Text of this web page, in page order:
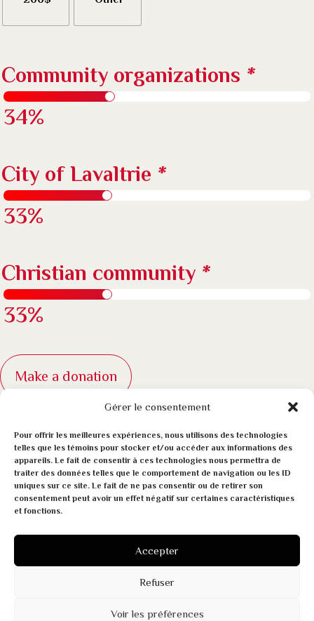
Gérer le consentement
Pour offrir les meilleures expériences, nous utilisons des technologies
telles que les témoins pour stocker et/ou accéder aux informations des
appareils. Le fait de consentir à ces technologies nous permettra de
traiter des données telles que le comportement de navigation ou les ID
uniques sur ce site. Le fait de ne pas consentir ou de retirer son
consentement peut avoir un effet négatif sur certaines caractéristiques
et fonctions.
Accepter
Refuser
Voir les préférences
Community organizations *
34%
City of Lavaltrie *
33%
Christian community *
33%
Make a donation
Contact us!
438 522-0462